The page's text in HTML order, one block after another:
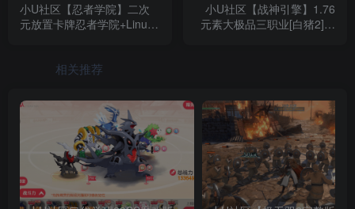
小U社区【忍者学院】二次
元放置卡牌忍者学院+Linux
小U社区【战神引擎】1.76
元素大极品三职业[白猪2]版
相关推荐